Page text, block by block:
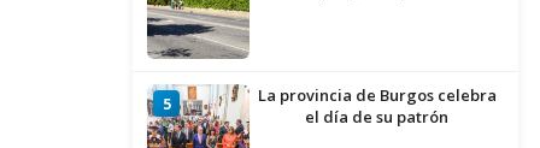
5
La provincia de Burgos celebra
el día de su patrón